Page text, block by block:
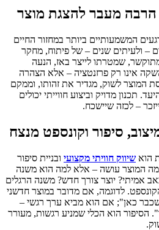
מעבר להצגת מוצר
המשמעותיים ביותר במחזור החיים
– ולעיתים שנים – של פיתוח, מחקר
שמטרתו לייצר באז, הנעה
אינו רק פרזנטציה – אלא הצהרה
המוצר לשוק, מגדיר את זהותו, וממקם
תכנון מדויק וביצוע חווייתי יכולים
– לכזה שיישכח.
סיפור וקונספט מנצח
הוא שיווק חוויתי מקצועי ובניית סיפור
מה המוצר עושה – אלא למה הוא משנה
אמיתי? יוצר צורך חדש? משנה הרגלים
לדוגמה, אם מדובר במוצר חדשני
כאן"; אם הוא מביא ערך רגשי –
הסיפור הוא הכלי שמניע רגשות, מעורר